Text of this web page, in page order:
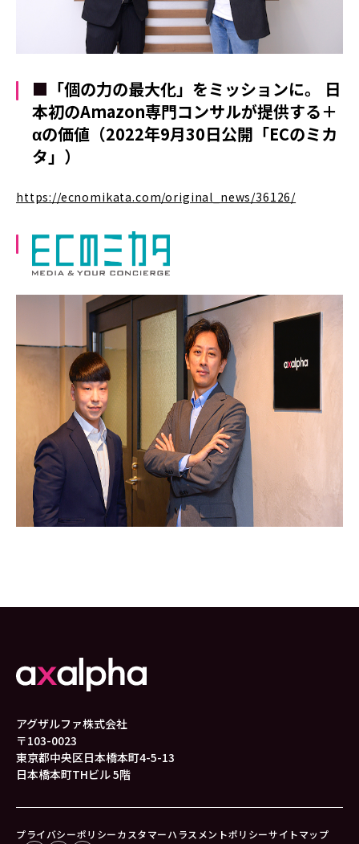
■ 「個の力の最大化」をミッションに。 日
本初のAmazon専門コンサルが提供する＋
αの価値（2022年9月30日公開「ECのミカ
タ」）
https://ecnomikata.com/original_news/36126/
アグザルファ株式会社
〒103-0023
東京都中央区日本橋本町4-5-13
日本橋本町THビル 5階
プライバシーポリシーカスタマーハラスメントポリシーサイトマップ